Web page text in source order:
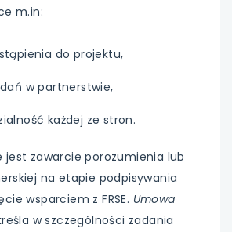
m.in:
do projektu,
w partnerstwie,
każdej ze stron.
jest zawarcie porozumienia lub
na etapie podpisywania
wsparciem z FRSE. Umowa
w szczególności zadania